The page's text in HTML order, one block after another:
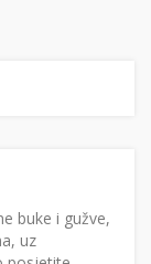
buke i gužve,
uz